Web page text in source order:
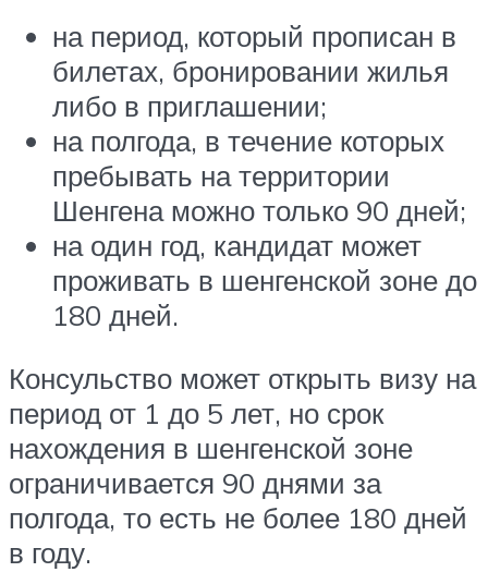
на период, который прописан в
билетах, бронировании жилья
либо в приглашении;
на полгода, в течение которых
пребывать на территории
Шенгена можно только 90 дней;
на один год, кандидат может
проживать в шенгенской зоне до
180 дней.
Консульство может открыть визу на
период от 1 до 5 лет, но срок
нахождения в шенгенской зоне
ограничивается 90 днями за
полгода, то есть не более 180 дней
в году.